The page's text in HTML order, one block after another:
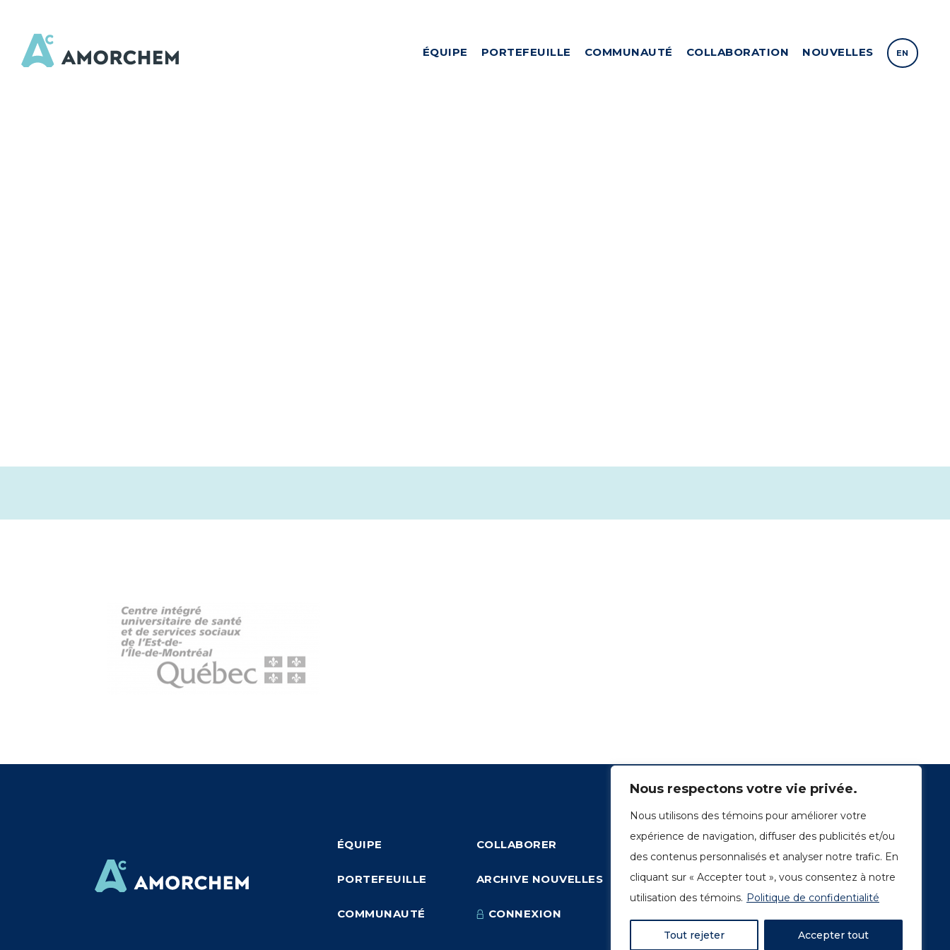
Nous respectons votre vie privée.
Nous utilisons des témoins pour améliorer votre
expérience de navigation, diffuser des publicités et/ou
des contenus personnalisés et analyser notre trafic. En
cliquant sur « Accepter tout », vous consentez à notre
utilisation des témoins. Politique de confidentialité
Tout rejeter Accepter tout
ÉQUIPE PORTEFEUILLE COMMUNAUTÉ COLLABORATION NOUVELLES EN
ÉQUIPE
PORTEFEUILLE
COMMUNAUTÉ
COLLABORER
ARCHIVE NOUVELLES
CONNEXION
1249, rue du Sussex, unité 1078
Montréal (Québec) H3H 2A1
info@amorchem.com